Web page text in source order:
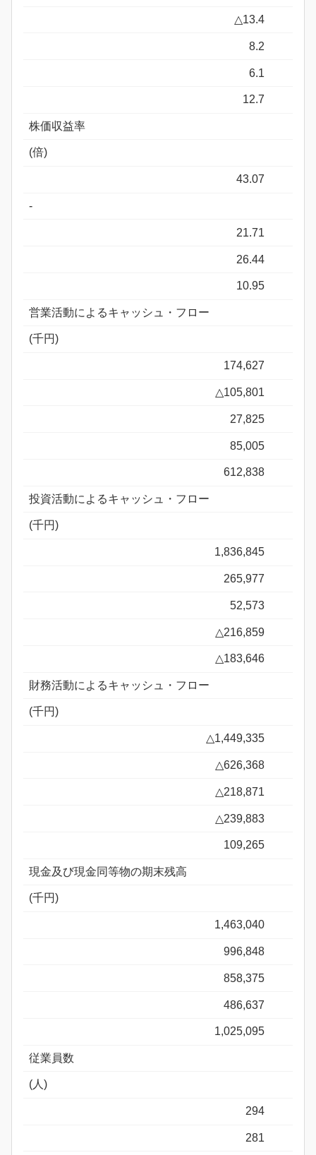
△13.4
8.2
6.1
12.7
株価収益率
(倍)
43.07
-
21.71
26.44
10.95
営業活動によるキャッシュ・フロー
(千円)
174,627
△105,801
27,825
85,005
612,838
投資活動によるキャッシュ・フロー
(千円)
1,836,845
265,977
52,573
△216,859
△183,646
財務活動によるキャッシュ・フロー
(千円)
△1,449,335
△626,368
△218,871
△239,883
109,265
現金及び現金同等物の期末残高
(千円)
1,463,040
996,848
858,375
486,637
1,025,095
従業員数
(人)
294
281